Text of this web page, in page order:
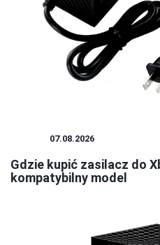
07.08.2026
Gdzie kupić zasilacz do
kompatybilny model